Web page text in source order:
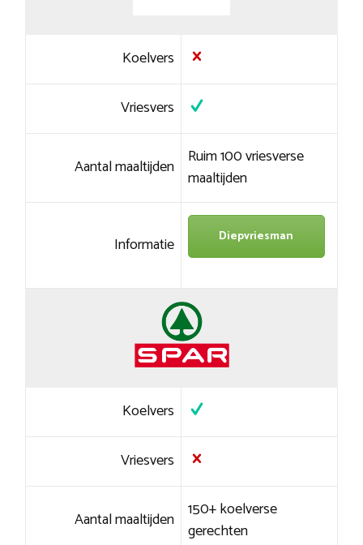
Koelvers
Vriesvers
Aantal maaltijden Ruim 100 vriesverse
maaltijden
Informatie Diepvriesman
Koelvers
Vriesvers
Aantal maaltijden 150+ koelverse
gerechten